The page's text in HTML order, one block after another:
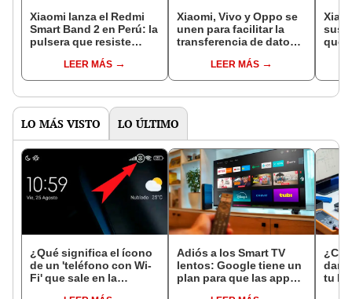
Xiaomi lanza el Redmi
Smart Band 2 en Perú: la
pulsera que resiste
LEER MÁS
Xiaomi, Vivo y Oppo se
unen para facilitar la
transferencia de datos
LEER MÁS
sus
que
LO MÁS VISTO LO ÚLTIMO
¿Qué significa el ícono
de un 'teléfono con Wi-
Fi' que sale en la
Adiós a los Smart TV
lentos: Google tiene un
plan para que las apps
tu